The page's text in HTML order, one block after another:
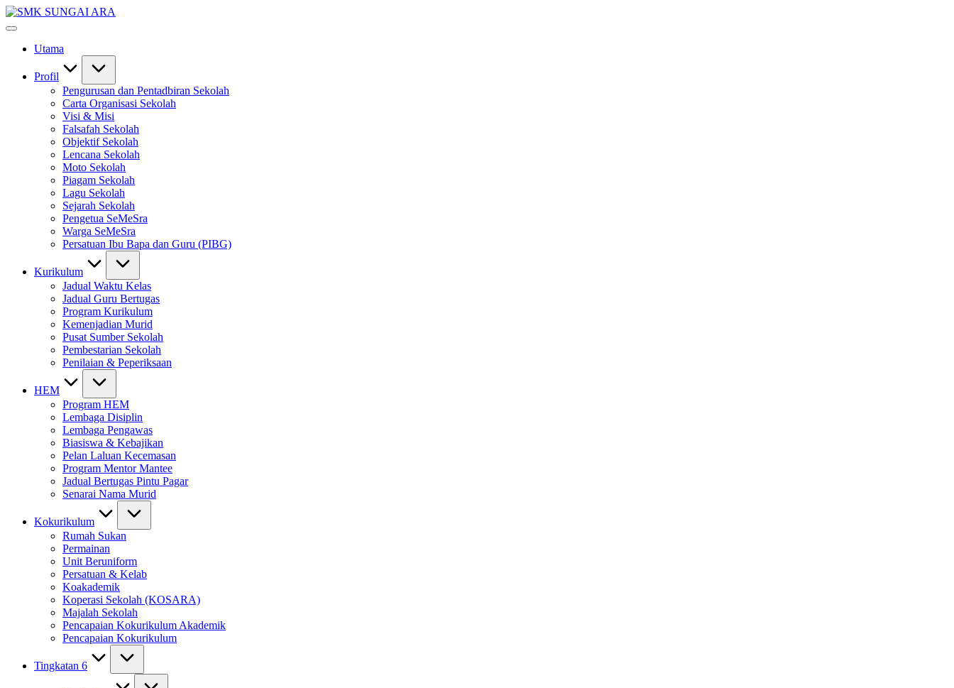
Skip
to
#KetekunanNadiKecemerlangan
#SeMeSradiHati
Utama
Profil
Pengurusan dan Pentadbiran Sekolah
Carta Organisasi Sekolah
Visi & Misi
Falsafah Sekolah
Objektif Sekolah
Lencana Sekolah
Moto Sekolah
Piagam Sekolah
Lagu Sekolah
Sejarah Sekolah
Pengetua SeMeSra
Warga SeMeSra
Persatuan Ibu Bapa dan Guru (PIBG)
Kurikulum
Jadual Waktu Kelas
Jadual Guru Bertugas
Program Kurikulum
Kemenjadian Murid
Pusat Sumber Sekolah
Pembestarian Sekolah
Penilaian & Peperiksaan
HEM
Program HEM
Lembaga Disiplin
Lembaga Pengawas
Biasiswa & Kebajikan
Pelan Laluan Kecemasan
Program Mentor Mantee
Jadual Bertugas Pintu Pagar
Senarai Nama Murid
Kokurikulum
Rumah Sukan
Permainan
Unit Beruniform
Persatuan & Kelab
Koakademik
Koperasi Sekolah (KOSARA)
Majalah Sekolah
Pencapaian Kokurikulum Akademik
Pencapaian Kokurikulum
Tingkatan 6